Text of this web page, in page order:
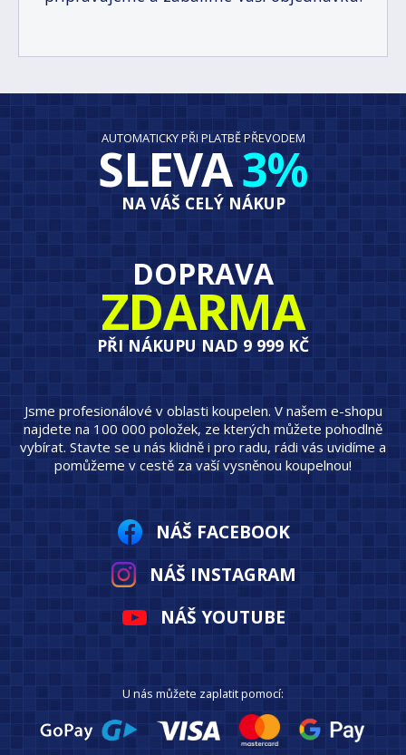
AUTOMATICKY PŘI PLATBĚ PŘEVODEM
SLEVA3%
NA VÁŠ CELÝ NÁKUP
DOPRAVA
ZDARMA
PŘI NÁKUPU NAD 9 999 KČ
Jsme profesionálové v oblasti koupelen. V našem e-shopu
najdete na 100 000 položek, ze kterých můžete pohodlně
vybírat. Stavte se u nás klidně i pro radu, rádi vás uvidíme a
pomůžeme v cestě za vaší vysněnou koupelnou!
NÁŠ FACEBOOK
NÁŠ INSTAGRAM
NÁŠ YOUTUBE
U nás můžete zaplatit pomocí: